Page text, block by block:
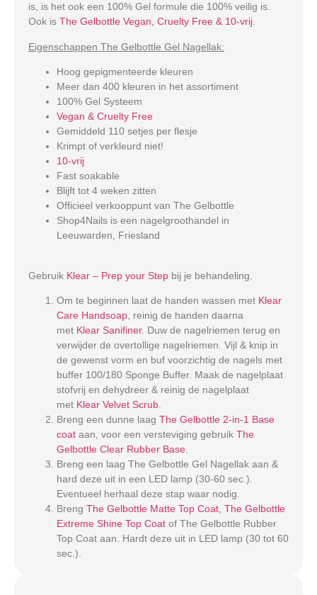
is, is het ook een 100% Gel formule die 100% veilig is.
Ook is The Gelbottle Vegan, Cruelty Free & 10-vrij.
Eigenschappen The Gelbottle Gel Nagellak:
Hoog gepigmenteerde kleuren
Meer dan 400 kleuren in het assortiment
100% Gel Systeem
Vegan & Cruelty Free
Gemiddeld 110 setjes per flesje
Krimpt of verkleurd niet!
10-vrij
Fast soakable
Blijft tot 4 weken zitten
Officieel verkooppunt van The Gelbottle
Shop4Nails is een nagelgroothandel in
Leeuwarden, Friesland
Gebruik Klear – Prep your Step bij je behandeling.
Om te beginnen laat de handen wassen met Klear
Care Handsoap , reinig de handen daarna
met Klear Sanifiner. Duw de nagelriemen terug en
verwijder de overtollige nagelriemen. Vijl & knip in
de gewenst vorm en buf voorzichtig de nagels met
buffer 100/180 Sponge Buffer. Maak de nagelplaat
stofvrij en dehydreer & reinig de nagelplaat
met Klear Velvet Scrub
Breng een dunne laag The Gelbottle 2-in-1 Base
coat aan, voor een versteviging gebruik The
Gelbottle Clear Rubber Base
Breng een laag The Gelbottle Gel Nagellak aan &
hard deze uit in een LED lamp (30-60 sec.).
Eventueel herhaal deze stap waar nodig.
Breng The Gelbottle Matte Top Coat The Gelbottle
Extreme Shine Top Coat of The Gelbottle Rubber
Top Coat aan. Hardt deze uit in LED lamp (30 tot 60
sec.).